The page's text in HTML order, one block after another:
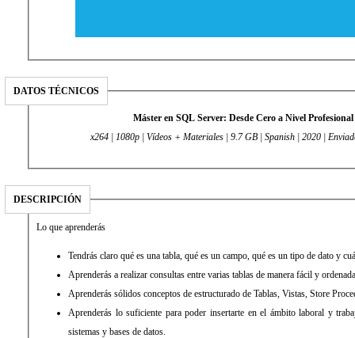
DATOS TÉCNICOS
Máster en SQL Server: Desde Cero a Nivel Profesional
x264 | 1080p | Vídeos + Materiales | 9.7 GB | Spanish | 2020 |
DESCRIPCIÓN
Lo que aprenderás
Tendrás claro qué es una tabla, qué es un campo, qué es un tipo de dato y
Aprenderás a realizar consultas entre varias tablas de manera fácil y
Aprenderás sólidos conceptos de estructurado de Tablas, Vistas, Store
Aprenderás lo suficiente para poder insertarte en el ámbito laboral y
sistemas y bases de datos.